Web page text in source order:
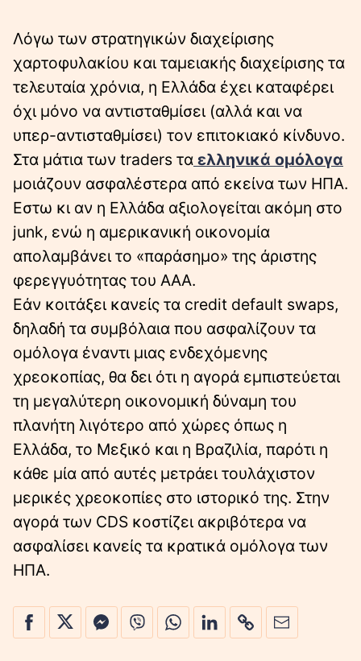
Λόγω των στρατηγικών διαχείρισης
χαρτοφυλακίου και ταμειακής διαχείρισης τα
τελευταία χρόνια, η Ελλάδα έχει καταφέρει
όχι μόνο να αντισταθμίσει (αλλά και να
υπερ-αντισταθμίσει) τον επιτοκιακό κίνδυνο.
Στα μάτια των traders τα ελληνικά ομόλογα
μοιάζουν ασφαλέστερα από εκείνα των ΗΠΑ.
Εστω κι αν η Ελλάδα αξιολογείται ακόμη στο
junk, ενώ η αμερικανική οικονομία
απολαμβάνει το «παράσημο» της άριστης
φερεγγυότητας του ΑΑΑ.
Εάν κοιτάξει κανείς τα credit default swaps,
δηλαδή τα συμβόλαια που ασφαλίζουν τα
ομόλογα έναντι μιας ενδεχόμενης
χρεοκοπίας, θα δει ότι η αγορά εμπιστεύεται
τη μεγαλύτερη οικονομική δύναμη του
πλανήτη λιγότερο από χώρες όπως η
Ελλάδα, το Μεξικό και η Βραζιλία, παρότι η
κάθε μία από αυτές μετράει τουλάχιστον
μερικές χρεοκοπίες στο ιστορικό της. Στην
αγορά των CDS κοστίζει ακριβότερα να
ασφαλίσει κανείς τα κρατικά ομόλογα των
ΗΠΑ.